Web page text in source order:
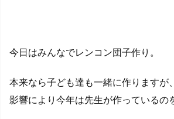
今日はみんなでレンコン団子作り。
本来なら子ども達も一緒に作りますが
影響により今年は先生が作っているの